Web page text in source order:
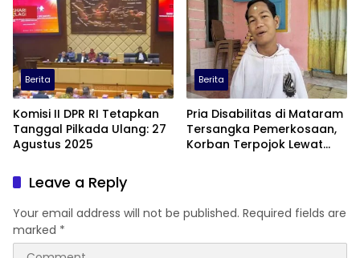
Berita
Komisi II DPR RI Tetapkan
Tanggal Pilkada Ulang: 27
Agustus 2025
Berita
Pria Disabilitas di Mataram
Tersangka Pemerkosaan,
Korban Terpojok Lewat
Leave a Reply
Your email address will not be published. Required fields are
marked *